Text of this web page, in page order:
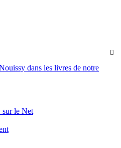

dans les livres de notre
le Net